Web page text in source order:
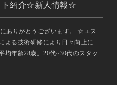
ト紹介☆新人情報☆
ありがとうございます。 ☆エス
よる技術研修により日々向上に
均年齢28歳。20代~30代のスタッ